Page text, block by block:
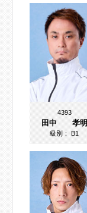
4393
田中 孝明
級別：B1